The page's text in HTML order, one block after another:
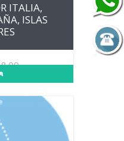
ITALIA,
ISLAS